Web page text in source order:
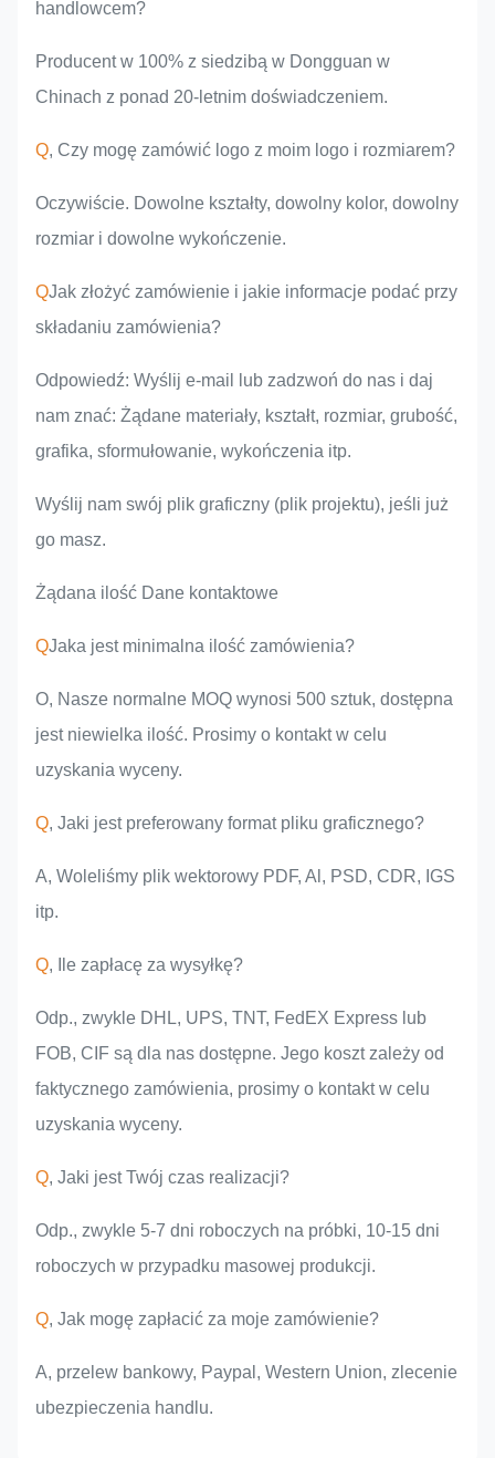
handlowcem?
Producent w 100% z siedzibą w Dongguan w
Chinach z ponad 20-letnim doświadczeniem.
Q, Czy mogę zamówić logo z moim logo i rozmiarem?
Oczywiście. Dowolne kształty, dowolny kolor, dowolny
rozmiar i dowolne wykończenie.
QJak złożyć zamówienie i jakie informacje podać przy
składaniu zamówienia?
Odpowiedź: Wyślij e-mail lub zadzwoń do nas i daj
nam znać: Żądane materiały, kształt, rozmiar, grubość,
grafika, sformułowanie, wykończenia itp.
Wyślij nam swój plik graficzny (plik projektu), jeśli już
go masz.
Żądana ilość Dane kontaktowe
QJaka jest minimalna ilość zamówienia?
O, Nasze normalne MOQ wynosi 500 sztuk, dostępna
jest niewielka ilość. Prosimy o kontakt w celu
uzyskania wyceny.
Q, Jaki jest preferowany format pliku graficznego?
A, Woleliśmy plik wektorowy PDF, Al, PSD, CDR, IGS
itp.
Q, Ile zapłacę za wysyłkę?
Odp., zwykle DHL, UPS, TNT, FedEX Express lub
FOB, CIF są dla nas dostępne. Jego koszt zależy od
faktycznego zamówienia, prosimy o kontakt w celu
uzyskania wyceny.
Q, Jaki jest Twój czas realizacji?
Odp., zwykle 5-7 dni roboczych na próbki, 10-15 dni
roboczych w przypadku masowej produkcji.
Q, Jak mogę zapłacić za moje zamówienie?
A, przelew bankowy, Paypal, Western Union, zlecenie
ubezpieczenia handlu.